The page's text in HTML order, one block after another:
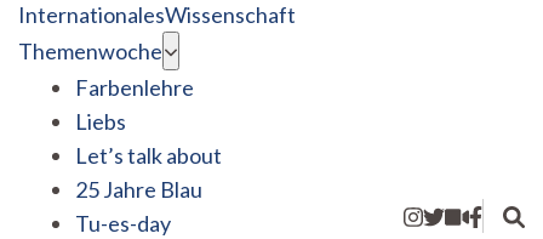
InternationalesWissenschaft
Themenwoche
Farbenlehre
Liebs
Let’s talk about
25 Jahre Blau
Tu-es-day